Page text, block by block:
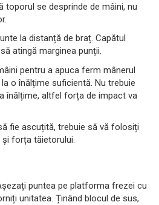
toporul se desprinde de mâini, nu
la distanță de braț. Capătul
atingă marginea punții.
pentru a apuca ferm mânerul
o înălțime suficientă. Nu trebuie
înălțime, altfel forța de impact va
fie ascuțită, trebuie să vă folosiți
forța tăietorului.
puntea pe platforma frezei cu
unitatea. Ținând blocul de sus,